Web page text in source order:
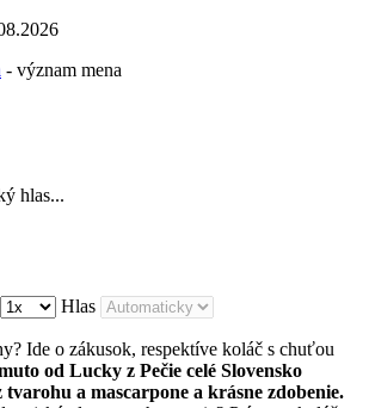
- význam mena
hlas...
Hlas
Ide o zákusok, respektíve koláč s chuťou
od Lucky z Pečie celé Slovensko
a mascarpone a krásne zdobenie.